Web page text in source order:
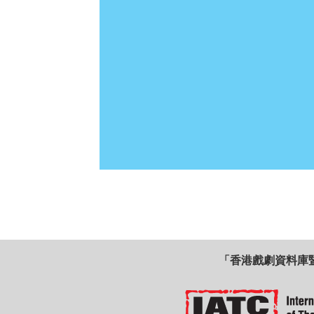
「香港戲劇資料